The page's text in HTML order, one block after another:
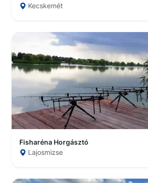
Kecskemét
Fisharéna Horgásztó
Lajosmizse